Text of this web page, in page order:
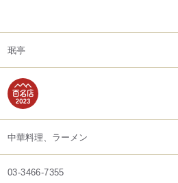
珉亭
中華料理、ラーメン
03-3466-7355